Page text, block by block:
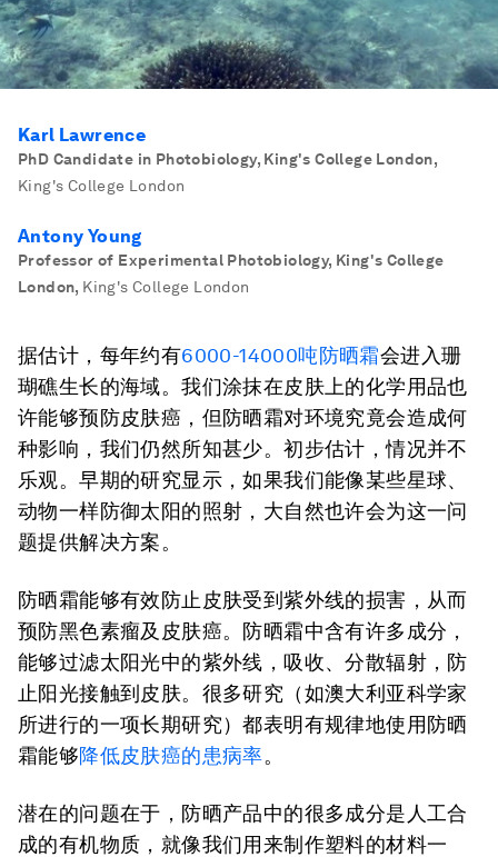
Karl Lawrence
PhD Candidate in Photobiology, King's College London,
King's College London
Antony Young
Professor of Experimental Photobiology, King's College
London, King's College London
据估计，每年约有6000-14000吨防晒霜会进入珊
瑚礁生长的海域。我们涂抹在皮肤上的化学用品也
许能够预防皮肤癌，但防晒霜对环境究竟会造成何
种影响，我们仍然所知甚少。初步估计，情况并不
乐观。早期的研究显示，如果我们能像某些星球、
动物一样防御太阳的照射，大自然也许会为这一问
题提供解决方案。
防晒霜能够有效防止皮肤受到紫外线的损害，从而
预防黑色素瘤及皮肤癌。防晒霜中含有许多成分，
能够过滤太阳光中的紫外线，吸收、分散辐射，防
止阳光接触到皮肤。很多研究（如澳大利亚科学家
所进行的一项长期研究）都表明有规律地使用防晒
霜能够降低皮肤癌的患病率。
潜在的问题在于，防晒产品中的很多成分是人工合
成的有机物质，就像我们用来制作塑料的材料一